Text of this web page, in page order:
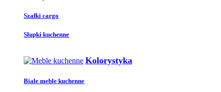
Szafki cargo
Słupki kuchenne
Kolorystyka
Biale meble kuchenne